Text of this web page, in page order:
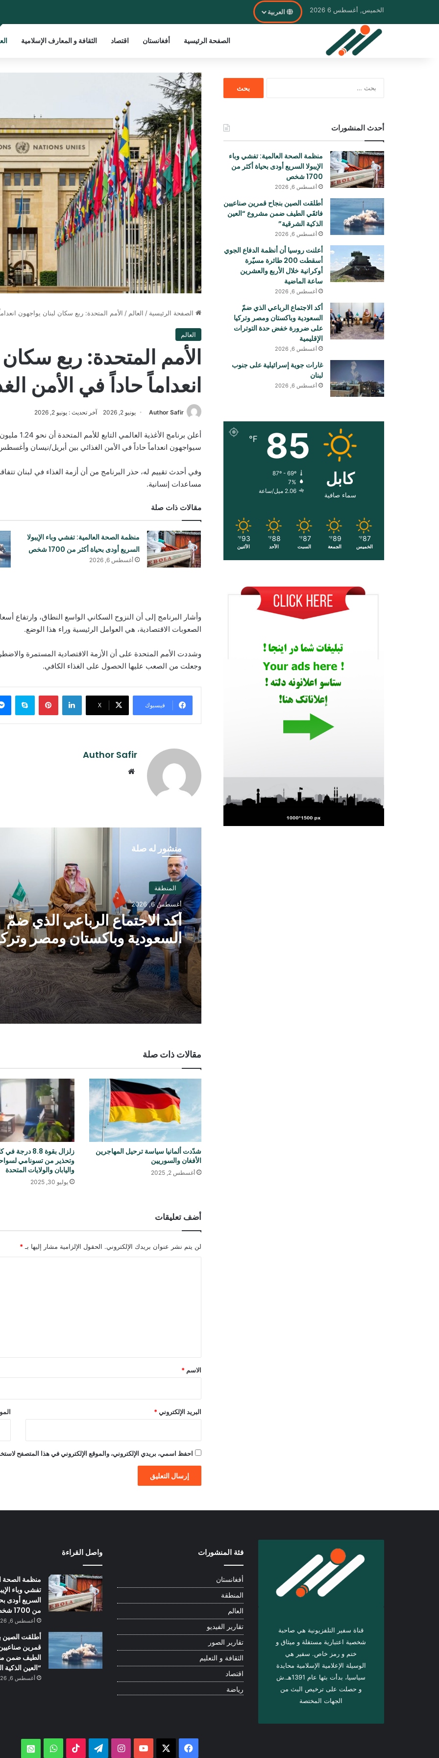
الخميس, أغسطس 6 2026 العربية
الصفحة الرئيسية أفغانستان اقتصاد الثقافة و المعارف الإسلامية
الصفحة الرئيسية / العالم / الأمم المتحدة: ربع سكان لبنان يواجهون
العالم
الأمم المتحدة: ربع
انعداماً حاداً في الأمن
Author Safir يونيو 2, 2026 آخر تحديث : يونيو 2, 2026
أعلن
سيواجهون انعداماً حاداً في الأمن الغذائي بين أبريل/نيسان وأغسطس/
وفي أحدث تقييم له، حذر البرنامج من أن أزمة الغذاء في لبنان
مساعدات إنسانية.
مقالات ذات صلة
منظمة الصحة العالمية: تفشي وباء الإيبولا
السريع أودی بحياة أكثر من 1700 شخص
أغسطس 6, 2026
وأشار البرنامج إلى أن النزوح السكاني الواسع النطاق، وارتفاع
الصعوبات الاقتصادية، هي العوامل الرئيسية وراء هذا الوضع.
وشددت الأمم المتحدة على أن الأزمة الاقتصادية المستمرة
وجعلت من الصعب عليها الحصول على الغذاء الكافي.
فيسبوك ‫X
لينكدإن بينتيريست
Author Safir
منشور له صلة
المنطقة
أغسطس 6, 2026
أكد الاجتماع الرباعي الذي ضمّ
السعودية وباكستان ومصر
على ضرورة خفض حدة
الإقليمية
مقالات ذات صلة
شدّدت ألمانيا سياسة ترحيل المهاجرين
الأفغان والسوريين
أغسطس 2, 2025
زلزال بقوة 8.8
وتحذير من تسونامي
واليابان والولايات المتحدة
يوليو 30, 2025
أضف تعليقات
لن يتم نشر عنوان بريدك الإلكتروني. الحقول الإلزامية مشار إليها بـ *
*
الاسم *
البريد الإلكتروني *
احفظ اسمي، بريدي الإلكتروني، والموقع الإلكتروني في هذا المتصفح
أحدث المنشورات
منظمة الصحة العالمية: تفشي وباء
الإيبولا السريع أودی بحياة أكثر من
1700 شخص
أغسطس 6, 2026
أطلقت الصين بنجاح قمرين صناعيين
فائقَي الطيف ضمن مشروع “العين
الذكية الشرقية”
أغسطس 6, 2026
أعلنت روسيا أن أنظمة الدفاع الجوي
أسقطت 200 طائرة مسيّرة
أوكرانية خلال الأربع والعشرين
ساعة الماضية
أغسطس 6, 2026
أكد الاجتماع الرباعي الذي ضمّ
السعودية وباكستان ومصر وتركيا
على ضرورة خفض حدة التوترات
الإقليمية
أغسطس 6, 2026
غارات جوية إسرائيلية على جنوب
لبنان
أغسطس 6, 2026
کابل
سماء صافية
85
℉
87º - 69º
7%
2.06 ميل/ساعة
87
℉
الخميس
89
℉
الجمعة
87
℉
السبت
88
℉
الأحد
93
℉
الأثنين
قناة سفير التلفزيونية هي صاحبة
شخصية اعتبارية مستقلة و ميثاق و
ختم و رمز خاص. سفیر هي
الوسيلة الإعلامية الإسلامية محايدة
سياسيا، بدأت بثها عام 1391هـ.ش
و حصلت على ترخيص البث من
الجهات المختصة
فئة المنشورات
أفغانستان
المنطقة
العالم
تقارير الفيديو
تقارير الصور
الثقافة و التعليم
اقتصاد
رياضة
واصل القراءة
منظمة الصحة
تفشي وباء
السريع أودی
من 1700 شخص
أغسطس 6, 2026
أطلقت الصين
قمرين
الطيف ضمن
“العين الذكية
أغسطس 6, 2026
فيسبوك ‫YouTubeانستقرامتيلقرام ‫TikTokواتساب